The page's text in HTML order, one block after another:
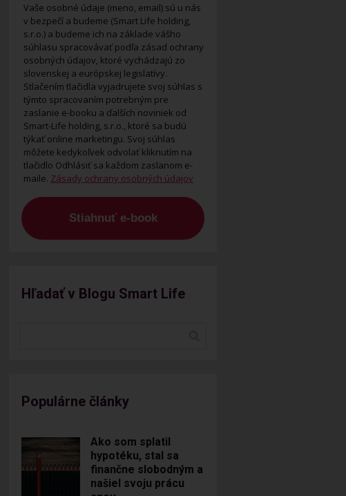
Vaše osobné údaje (meno, email) sú u nás
v bezpečí a budeme (Smart Life holding,
s.r.o.) a budeme ich na základe vášho
súhlasu spracovávať podľa zásad ochrany
osobných údajov, ktoré vychádzajú zo
slovenskej a európskej legislatívy.
Stlačením tlačidla vyjadrujete svoj súhlas s
týmto spracovaním potrebným pre
zaslanie e-booku a ďalších noviniek od
Smart-Life holding, s.r.o., ktoré sa budú
týkať online marketingu. Svoj súhlas
môžete kedykoľvek odvolať kliknutím na
tlačidlo Odhlásiť sa každom zaslanom e-
maile. Zásady ochrany osobných údajov
Stiahnuť e-book
Hľadať v Blogu Smart Life
Populárne články
Ako som splatil
hypotéku, stal sa
finančne slobodným a
našiel svoju prácu